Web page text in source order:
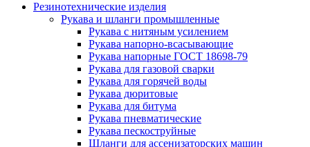
Резинотехнические изделия
Рукава и шланги промышленные
Рукава с нитяным усилением
Рукава напорно-всасывающие
Рукава напорные ГОСТ 18698-79
Рукава для газовой сварки
Рукава для горячей воды
Рукава дюритовые
Рукава для битума
Рукава пневматические
Рукава пескоструйные
Шланги для ассенизаторских машин